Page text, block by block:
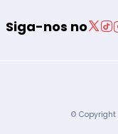
Siga-nos no
© Copyright